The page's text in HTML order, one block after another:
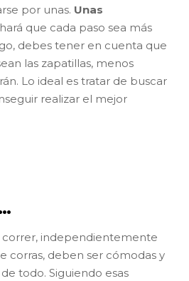
por unas. Unas
hará que cada paso sea más
debes tener en cuenta que
las zapatillas, menos
Lo ideal es tratar de buscar
realizar el mejor
correr, independientemente
corras, deben ser cómodas y
todo. Siguiendo esas